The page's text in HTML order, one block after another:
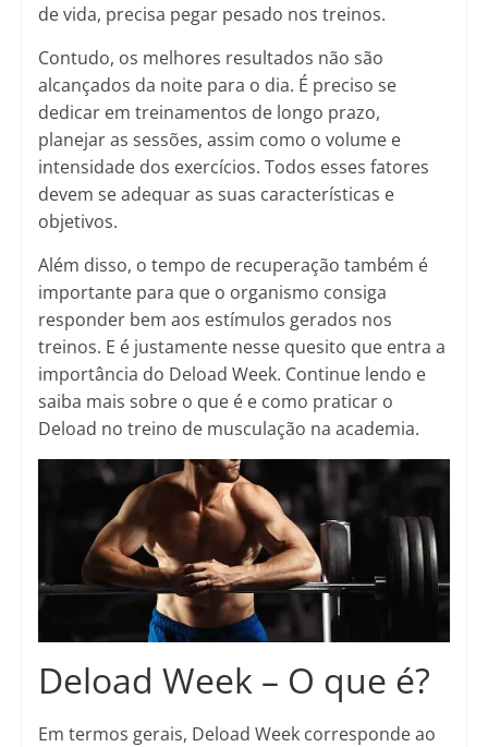
de vida, precisa pegar pesado nos treinos.
Contudo, os melhores resultados não são
alcançados da noite para o dia. É preciso se
dedicar em treinamentos de longo prazo,
planejar as sessões, assim como o volume e
intensidade dos exercícios. Todos esses fatores
devem se adequar as suas características e
objetivos.
Além disso, o tempo de recuperação também é
importante para que o organismo consiga
responder bem aos estímulos gerados nos
treinos. E é justamente nesse quesito que entra a
importância do Deload Week. Continue lendo e
saiba mais sobre o que é e como praticar o
Deload no treino de musculação na academia.
Deload Week – O que é?
Em termos gerais, Deload Week corresponde ao